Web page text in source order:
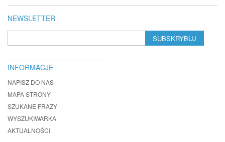
NEWSLETTER
SUBSKRYBUJ
INFORMACJE
NAPISZ DO NAS
MAPA STRONY
SZUKANE FRAZY
WYSZUKIWARKA
AKTUALNOŚCI